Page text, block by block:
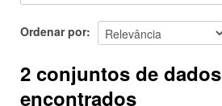
SOBRE
Ordenar por
2 conjuntos de dados
encontrados